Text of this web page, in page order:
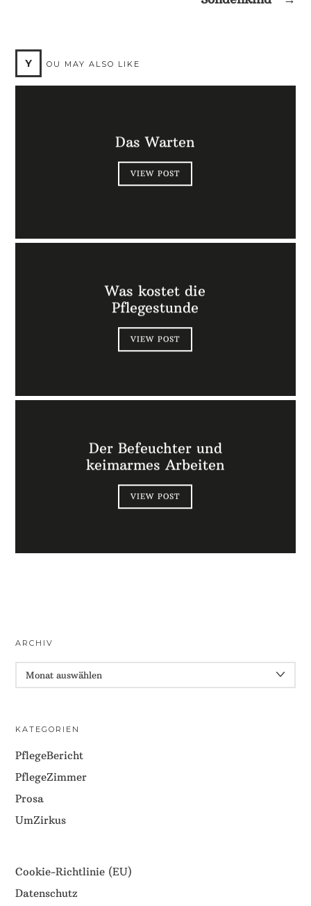
Y OU MAY ALSO LIKE
Das Warten
VIEW POST
Was kostet die
Pflegestunde
VIEW POST
Der Befeuchter und
keimarmes Arbeiten
VIEW POST
ARCHIV
KATEGORIEN
PflegeBericht
PflegeZimmer
Prosa
UmZirkus
Cookie-Richtlinie (EU)
Datenschutz